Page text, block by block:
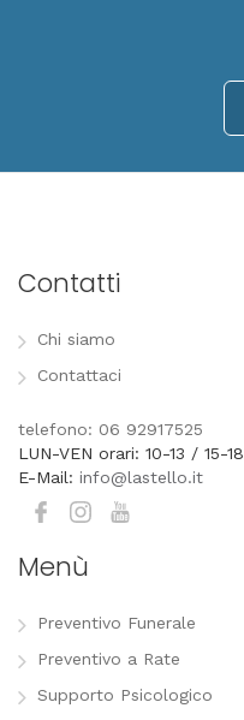
Contatti
Chi siamo
Contattaci
telefono: 06 92917525
LUN-VEN orari: 10-13 / 15-18
E-Mail: info@lastello.it
Menù
Preventivo Funerale
Preventivo a Rate
Supporto Psicologico